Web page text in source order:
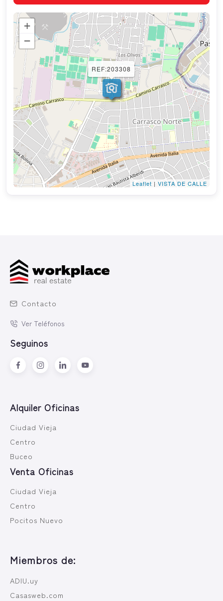
REF:203308
+
−
Leaflet | VISTA DE CALLE
Contacto
Ver Teléfonos
Seguinos
Alquiler Oficinas
Ciudad Vieja
Centro
Buceo
Venta Oficinas
Ciudad Vieja
Centro
Pocitos Nuevo
Miembros de:
ADIU.uy
Casasweb.com